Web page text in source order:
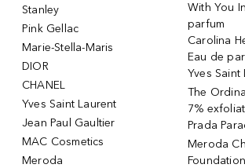
Stanley
Pink Gellac
Marie-Stella-Maris
DIOR
CHANEL
Yves Saint Laurent
Jean Paul Gaultier
MAC Cosmetics
Meroda
With You
parfum
Carolina
Eau de
Yves Saint
The
7%
Prada
Meroda
Foundation